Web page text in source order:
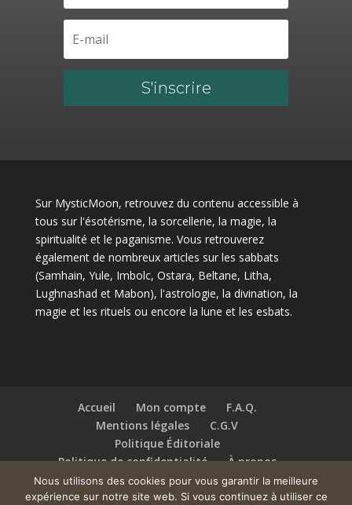
S'inscrire
Sur MysticMoon, retrouvez du contenu accessible à
tous sur l'ésotérisme, la sorcellerie, la magie, la
spiritualité et le paganisme. Vous retrouverez
également de nombreux articles sur les sabbats
(Samhain, Yule, Imbolc, Ostara, Beltane, Litha,
Lughnashad et Mabon), l'astrologie, la divination, la
magie et les rituels ou encore la lune et les esbats.
Accueil Mon compte
F.A.Q.
Mentions légales
C.G.V
Politique Éditoriale
Politique de confidentialité
À propos
Contact
Nous utilisons des cookies pour vous garantir la meilleure
expérience sur notre site web. Si vous continuez à utiliser ce